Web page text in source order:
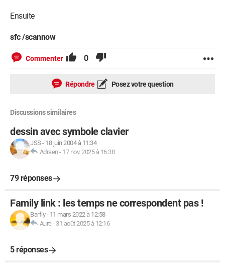
Ensuite
sfc /scannow
Commenter 0
Répondre Posez votre question
Discussions similaires
dessin avec symbole clavier
JSS - 18 juin 2004 à 11:34
Adraen- 17 nov. 2025 à 16:38
79 réponses
Family link : les temps ne correspondent pas !
Barfly- 11 mars 2022 à 12:58
Aure- 31 août 2025 à 12:16
5 réponses